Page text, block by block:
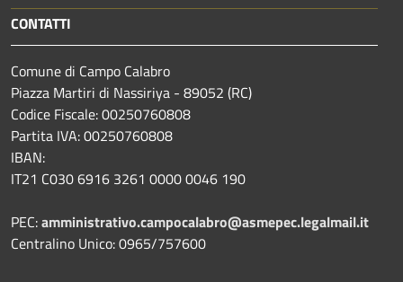
CONTATTI
Comune di Campo Calabro
Piazza Martiri di Nassiriya - 89052 (RC)
Codice Fiscale: 00250760808
Partita IVA: 00250760808
IBAN:
IT21 C030 6916 3261 0000 0046 190
PEC:amministrativo.campocalabro@asmepec.legalmail.it
Centralino Unico: 0965/757600